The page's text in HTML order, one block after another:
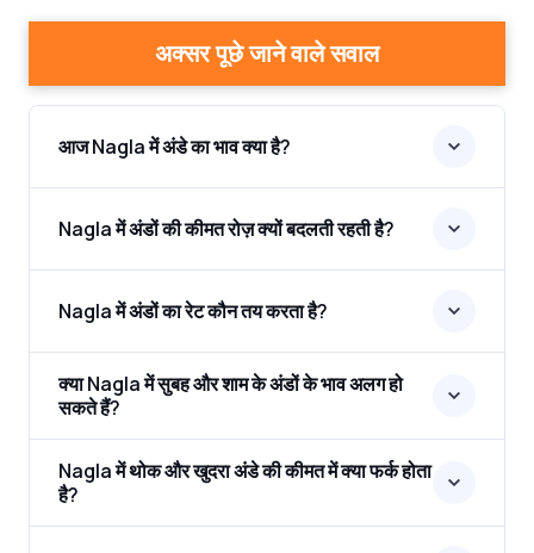
अक्सर पूछे जाने वाले सवाल
आज Nagla में अंडे का भाव क्या है?
Nagla में अंडों की कीमत रोज़ क्यों बदलती रहती है?
Nagla में अंडों का रेट कौन तय करता है?
क्या Nagla में सुबह और शाम के अंडों के भाव अलग हो
सकते हैं?
Nagla में थोक और खुदरा अंडे की कीमत में क्या फर्क होता
है?